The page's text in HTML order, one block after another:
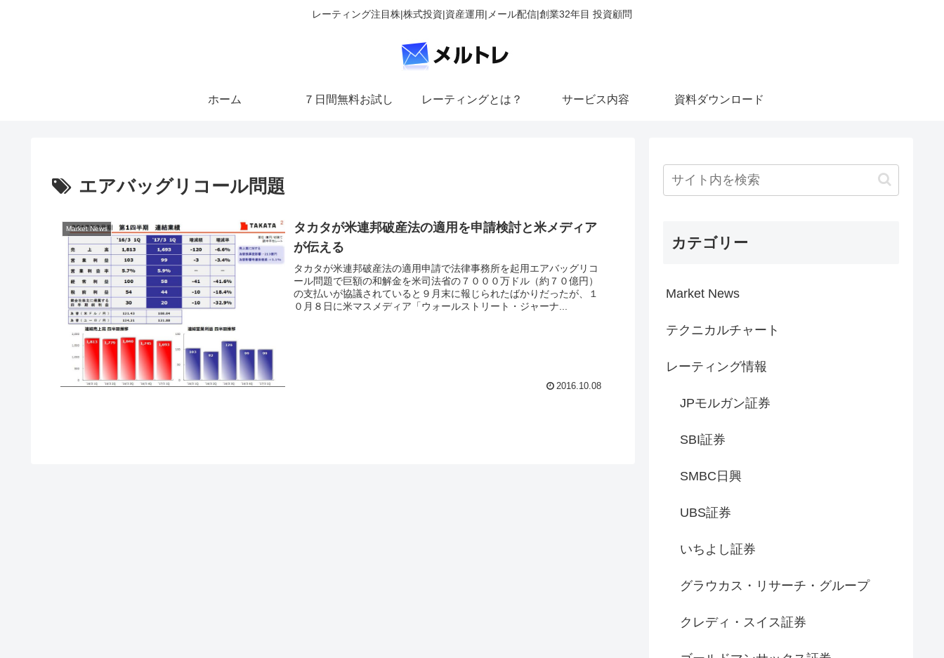
レーティング注目株|株式投資|資産運用|メール配信|創業32年目 投資顧問
ホーム ７日間無料お試し レーティングとは？ サービス内容 資料ダウンロード
エアバッグリコール問題
Market News
タカタが米連邦破産法の適用を申請検討と米メディア
が伝える
タカタが米連邦破産法の適用申請で法律事務所を起用エアバッグリコ
ール問題で巨額の和解金を米司法省の７０００万ドル（約７０億円）
の支払いが協議されていると９月末に報じられたばかりだったが、１
０月８日に米マスメディア「ウォールストリート・ジャーナ...
2016.10.08
カテゴリー
Market News
テクニカルチャート
レーティング情報
JPモルガン証券
SBI証券
SMBC日興
UBS証券
いちよし証券
グラウカス・リサーチ・グループ
クレディ・スイス証券